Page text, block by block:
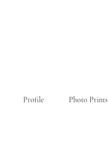
Profile Photo Prints